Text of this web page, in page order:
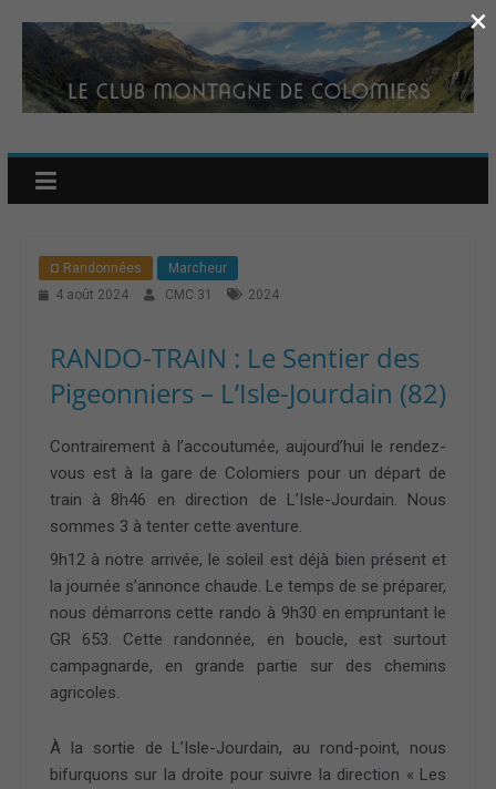
¤ Randonnées
Marcheur
4 août 2024
CMC 31 2024
RANDO-TRAIN : Le Sentier des
Pigeonniers – L’Isle-Jourdain (82)
Contrairement à l’accoutumée, aujourd’hui le rendez-
vous est à la gare de Colomiers pour un départ de
train à 8h46 en direction de L’Isle-Jourdain. Nous
sommes 3 à tenter cette aventure.
9h12 à notre arrivée, le soleil est déjà bien présent et
la journée s’annonce chaude. Le temps de se préparer,
nous démarrons cette rando à 9h30 en empruntant le
GR 653. Cette randonnée, en boucle, est surtout
campagnarde, en grande partie sur des chemins
agricoles.
À la sortie de L’Isle-Jourdain, au rond-point, nous
bifurquons sur la droite pour suivre la direction « Les
×